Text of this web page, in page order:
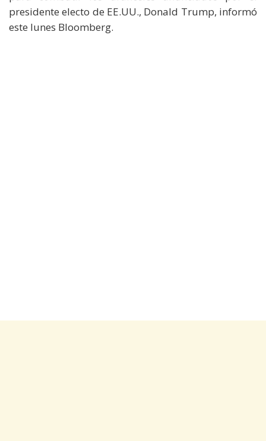
presidente electo de EE.UU., Donald Trump, informó
este lunes Bloomberg.